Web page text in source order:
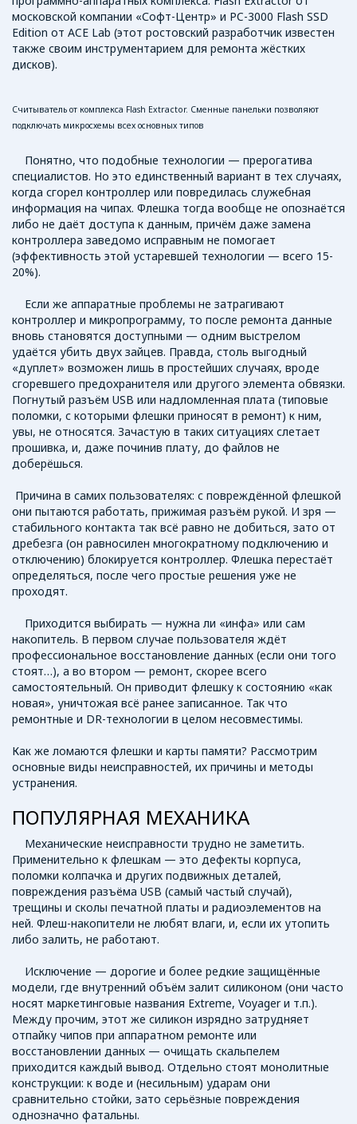
московской компании «Софт-Центр» и PC-3000 Flash SSD
Edition от ACE Lab (этот ростовский разработчик известен
также своим инструментарием для ремонта жёстких
дисков).
Считыватель от комплекса Flash Extractor. Сменные панельки позволяют
подключать микросхемы всех основных типов
Понятно, что подобные технологии — прерогатива
специалистов. Но это единственный вариант в тех случаях,
когда сгорел контроллер или повредилась служебная
информация на чипах. Флешка тогда вообще не опознаётся
либо не даёт доступа к данным, причём даже замена
контроллера заведомо исправным не помогает
(эффективность этой устаревшей технологии — всего 15-
20%).
Если же аппаратные проблемы не затрагивают
контроллер и микропрограмму, то после ремонта данные
вновь становятся доступными — одним выстрелом
удаётся убить двух зайцев. Правда, столь выгодный
«дуплет» возможен лишь в простейших случаях, вроде
сгоревшего предохранителя или другого элемента обвязки.
Погнутый разъём USB или надломленная плата (типовые
поломки, с которыми флешки приносят в ремонт) к ним,
увы, не относятся. Зачастую в таких ситуациях слетает
прошивка, и, даже починив плату, до файлов не
доберёшься.
Причина в самих пользователях: с повреждённой флешкой
они пытаются работать, прижимая разъём рукой. И зря —
стабильного контакта так всё равно не добиться, зато от
дребезга (он равносилен многократному подключению и
отключению) блокируется контроллер. Флешка перестаёт
определяться, после чего простые решения уже не
проходят.
Приходится выбирать — нужна ли «инфа» или сам
накопитель. В первом случае пользователя ждёт
профессиональное восстановление данных (если они того
стоят…), а во втором — ремонт, скорее всего
самостоятельный. Он приводит флешку к состоянию «как
новая», уничтожая всё ранее записанное. Так что
ремонтные и DR-технологии в целом несовместимы.
Как же ломаются флешки и карты памяти? Рассмотрим
основные виды неисправностей, их причины и методы
устранения.
ПОПУЛЯРНАЯ МЕХАНИКА
Механические неисправности трудно не заметить.
Применительно к флешкам — это дефекты корпуса,
поломки колпачка и других подвижных деталей,
повреждения разъёма USB (самый частый случай),
трещины и сколы печатной платы и радиоэлементов на
ней. Флеш-накопители не любят влаги, и, если их утопить
либо залить, не работают.
Исключение — дорогие и более редкие защищённые
модели, где внутренний объём залит силиконом (они часто
носят маркетинговые названия Extreme, Voyager и т.п.).
Между прочим, этот же силикон изрядно затрудняет
отпайку чипов при аппаратном ремонте или
восстановлении данных — очищать скальпелем
приходится каждый вывод. Отдельно стоят монолитные
конструкции: к воде и (несильным) ударам они
сравнительно стойки, зато серьёзные повреждения
однозначно фатальны.